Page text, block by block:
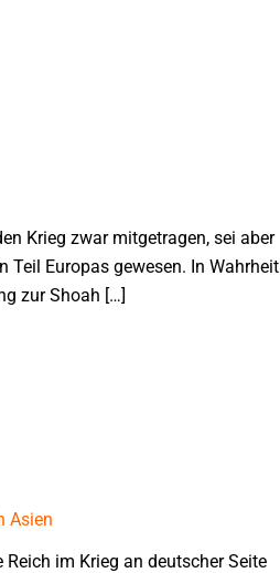
Krieg zwar mitgetragen, sei aber
Teil Europas gewesen. In Wahrheit
zur Shoah […]
Asien
im Krieg an deutscher Seite